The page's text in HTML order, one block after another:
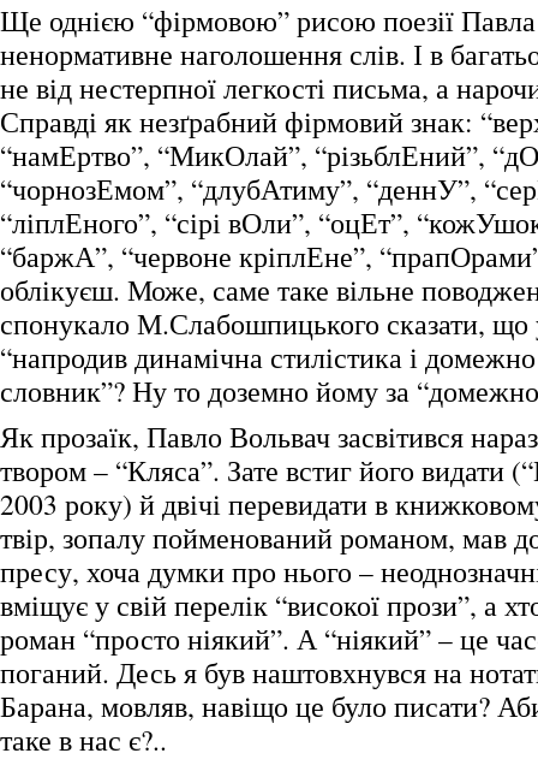
Ще однією “фірмовою” рисою поезії
ненормативне наголошення слів. І в
не від нестерпної легкості письма, а
Справді як незґрабний фірмовий знак:
“намЕртво”, “МикОлай”, “різьблЕний”,
“чорнозЕмом”, “длубАтиму”, “деннУ”,
“ліплЕного”, “сірі вОли”, “оцЕт”,
“баржА”, “червоне кріплЕне”,
облікуєш. Може, саме таке вільне
спонукало М.Слабошпицького сказати, що
“напродив динамічна стилістика і
словник”? Ну то доземно йому за
Як прозаїк, Павло Вольвач засвітився
твором – “Кляса”. Зате встиг його видати
2003 року) й двічі перевидати в
твір, зопалу пойменований романом, мав
пресу, хоча думки про нього –
вміщує у свій перелік “високої прози”, а
роман “просто ніякий”. А “ніякий” – це
поганий. Десь я був наштовхнувся на
Барана, мовляв, навіщо це було писати?
таке в нас є?..